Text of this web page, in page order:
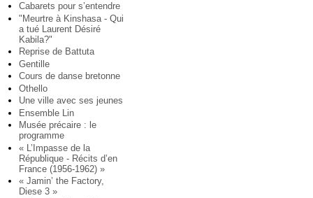
Cabarets pour s’entendre
"Meurtre à Kinshasa - Qui
a tué Laurent Désiré
Kabila?"
Reprise de Battuta
Gentille
Cours de danse bretonne
Othello
Une ville avec ses jeunes
Ensemble Lin
Musée précaire : le
programme
« L’Impasse de la
République - Récits d’en
France (1956-1962) »
« Jamin’ the Factory,
Diese 3 »